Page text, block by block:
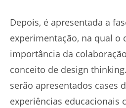
Depois, é apresentada a
experimentação, na qual o
importância da
conceito de design
serão apresentados cases
experiências educacionais